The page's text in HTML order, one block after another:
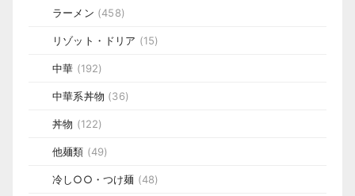
ラーメン (458)
リゾット・ドリア (15)
中華 (192)
中華系丼物 (36)
丼物 (122)
他麺類 (49)
冷し○○・つけ麺 (48)